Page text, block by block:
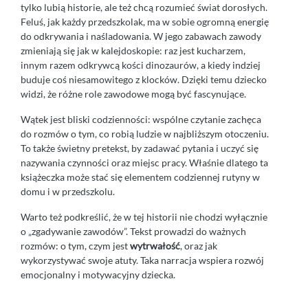
tylko lubią historie, ale też chcą rozumieć świat dorosłych.
Feluś, jak każdy przedszkolak, ma w sobie ogromną energię
do odkrywania i naśladowania. W jego zabawach zawody
zmieniają się jak w kalejdoskopie: raz jest kucharzem,
innym razem odkrywcą kości dinozaurów, a kiedy indziej
buduje coś niesamowitego z klocków. Dzięki temu dziecko
widzi, że różne role zawodowe mogą być fascynujące.
Wątek jest bliski codzienności: wspólne czytanie zachęca
do rozmów o tym, co robią ludzie w najbliższym otoczeniu.
To także świetny pretekst, by zadawać pytania i uczyć się
nazywania czynności oraz miejsc pracy. Właśnie dlatego ta
książeczka może stać się elementem codziennej rutyny w
domu i w przedszkolu.
Warto też podkreślić, że w tej historii nie chodzi wyłącznie
o „zgadywanie zawodów”. Tekst prowadzi do ważnych
rozmów: o tym, czym jestwytrwałość, oraz jak
wykorzystywać swoje atuty. Taka narracja wspiera rozwój
emocjonalny i motywacyjny dziecka.